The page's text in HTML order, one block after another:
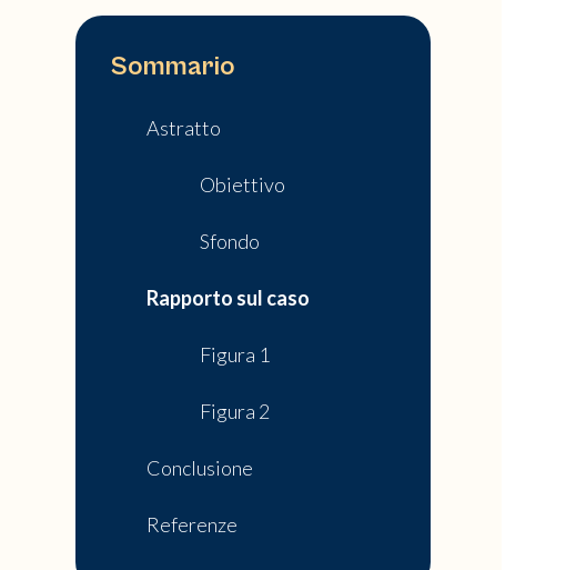
Sommario
Astratto
Obiettivo
Sfondo
Rapporto sul caso
Figura 1
Figura 2
Conclusione
Referenze